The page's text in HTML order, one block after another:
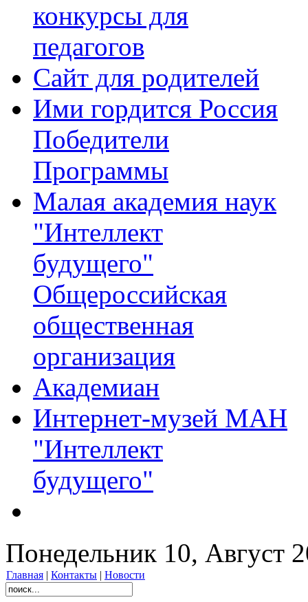
конкурсы для
педагогов
Сайт для родителей
Ими гордится Россия
Победители
Программы
Малая академия наук
"Интеллект
будущего"
Общероссийская
общественная
организация
Академиан
Интернет-музей МАН
"Интеллект
будущего"
Понедельник 10, Август
Главная | Контакты | Новости